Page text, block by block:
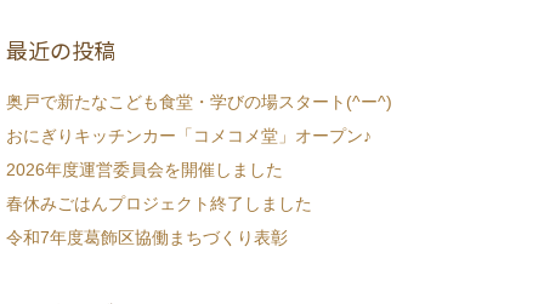
最近の投稿
奥戸で新たなこども食堂・学びの場スタート(^ー^)
おにぎりキッチンカー「コメコメ堂」オープン♪
2026年度運営委員会を開催しました
春休みごはんプロジェクト終了しました
令和7年度葛飾区協働まちづくり表彰